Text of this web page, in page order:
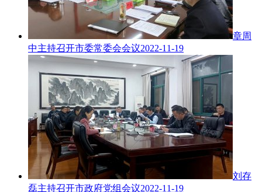
章周
中主持召开市委常委会会议2022-11-19
刘存
磊主持召开市政府党组会议2022-11-19